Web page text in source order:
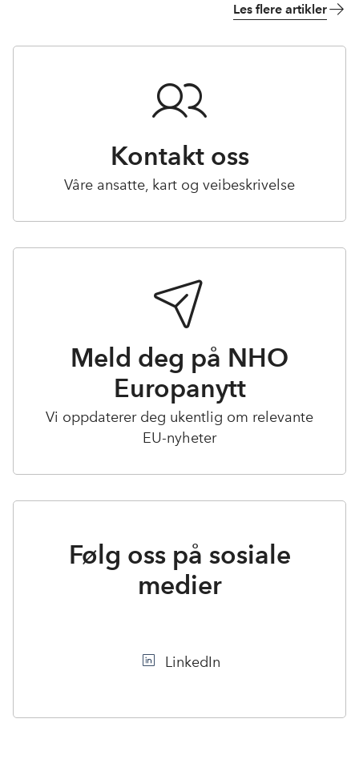
Les flere artikler
Kontakt oss
Våre ansatte, kart og veibeskrivelse
Meld deg på NHO
Europanytt
Vi oppdaterer deg ukentlig om relevante
EU-nyheter
Følg oss på sosiale
medier
LinkedIn